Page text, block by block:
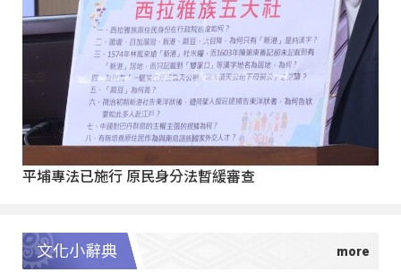
平埔專法已施行 原民身分法暫緩審查
文化小辭典